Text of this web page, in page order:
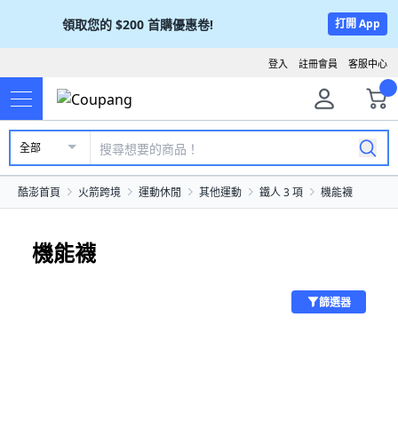
領取您的 $200 首購優惠卷! 打開 App
客服中心
註冊會員
登入
全部
酷澎首頁 火箭跨境 運動休閒 其他運動 鐵人 3 項 機能襪
機能襪
篩選器